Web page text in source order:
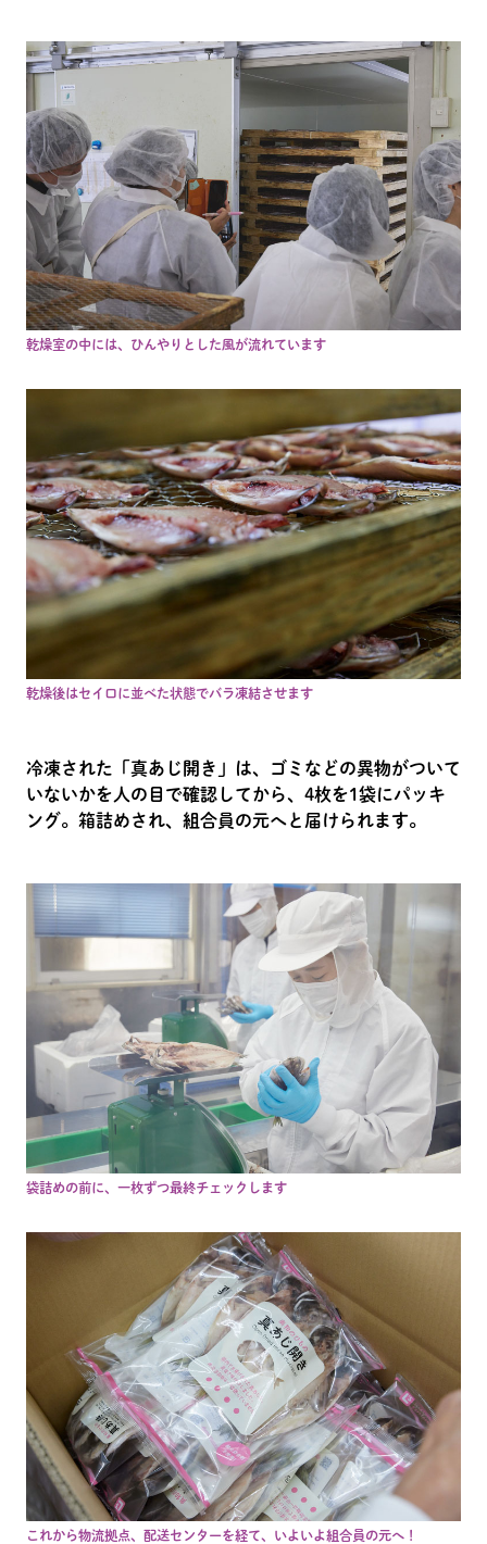
乾燥室の中には、ひんやりとした風が流れています
乾燥後はセイロに並べた状態でバラ凍結させます
冷凍された「真あじ開き」は、ゴミなどの異物がついて
いないかを人の目で確認してから、4枚を1袋にパッキ
ング。箱詰めされ、組合員の元へと届けられます。
袋詰めの前に、一枚ずつ最終チェックします
これから物流拠点、配送センターを経て、いよいよ組合員の元へ！